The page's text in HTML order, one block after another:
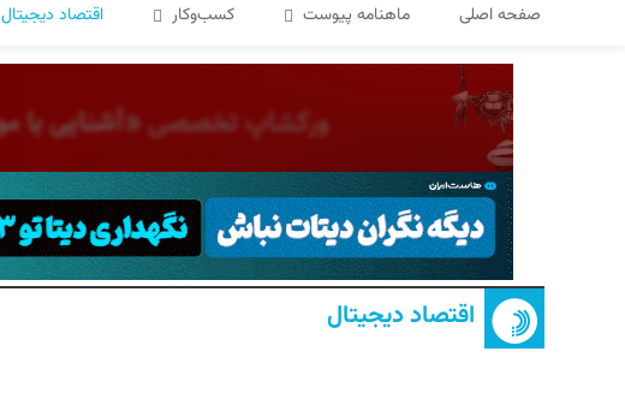
صفحه اصلی ماهنامه پیوست کسب‌و‌کار اقتصاد دیجیتال
اقتصاد دیجیتال